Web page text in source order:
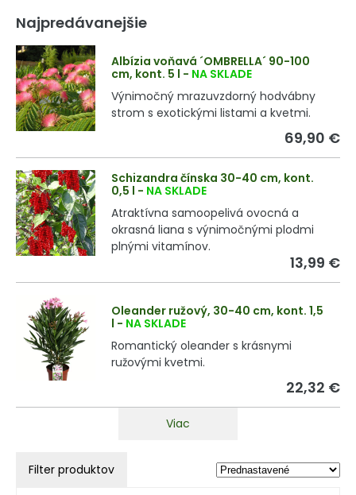
Najpredávanejšie
Albízia voňavá ´OMBRELLA´ 90-100
cm, kont. 5 l - NA SKLADE
Výnimočný mrazuvzdorný hodvábny
strom s exotickými listami a kvetmi.
69,90 €
Schizandra čínska 30-40 cm, kont.
0,5 l - NA SKLADE
Atraktívna samoopelivá ovocná a
okrasná liana s výnimočnými plodmi
plnými vitamínov.
13,99 €
Oleander ružový, 30-40 cm, kont. 1,5
l - NA SKLADE
Romantický oleander s krásnymi
ružovými kvetmi.
22,32 €
Viac
Filter produktov